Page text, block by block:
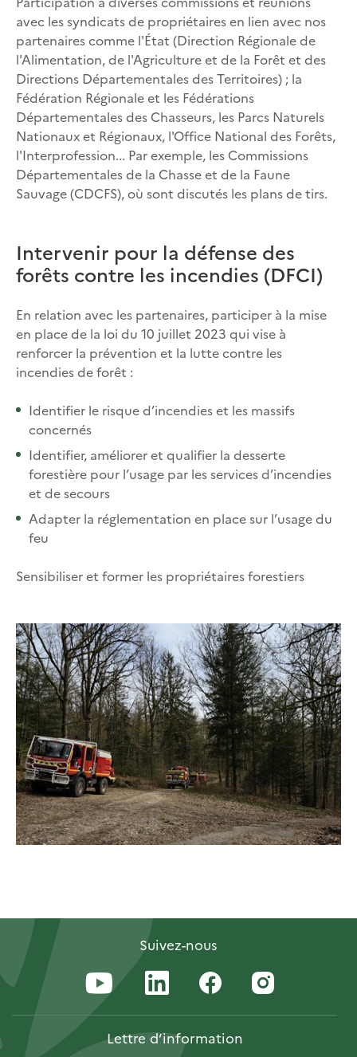
avec les syndicats de propriétaires en lien avec nos
partenaires comme l'État (Direction Régionale de
l'Alimentation, de l'Agriculture et de la Forêt et des
Directions Départementales des Territoires) ; la
Fédération Régionale et les Fédérations
Départementales des Chasseurs, les Parcs Naturels
Nationaux et Régionaux, l'Office National des Forêts,
l'Interprofession... Par exemple, les Commissions
Départementales de la Chasse et de la Faune
Sauvage (CDCFS), où sont discutés les plans de tirs.
Intervenir pour la défense des
forêts contre les incendies (DFCI)
En relation avec les partenaires, participer à la mise
en place de la loi du 10 juillet 2023 qui vise à
renforcer la prévention et la lutte contre les
incendies de forêt :
Identifier le risque d’incendies et les massifs
concernés
Identifier, améliorer et qualifier la desserte
forestière pour l’usage par les services d’incendies
et de secours
Adapter la réglementation en place sur l’usage du
feu
Sensibiliser et former les propriétaires forestiers
Suivez-nous
Lettred’information